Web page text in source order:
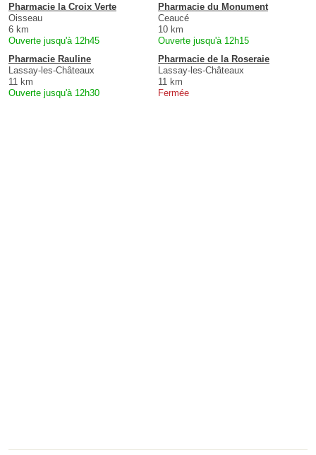
Pharmacie la Croix Verte
Oisseau
6 km
Ouverte jusqu'à 12h45
Pharmacie du Monument
Ceaucé
10 km
Ouverte jusqu'à 12h15
Pharmacie Rauline
Lassay-les-Châteaux
11 km
Ouverte jusqu'à 12h30
Pharmacie de la Roseraie
Lassay-les-Châteaux
11 km
Fermée